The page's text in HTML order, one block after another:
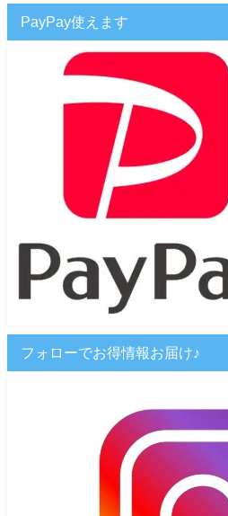
PayPay使えます
フォローでお得情報お届け♪